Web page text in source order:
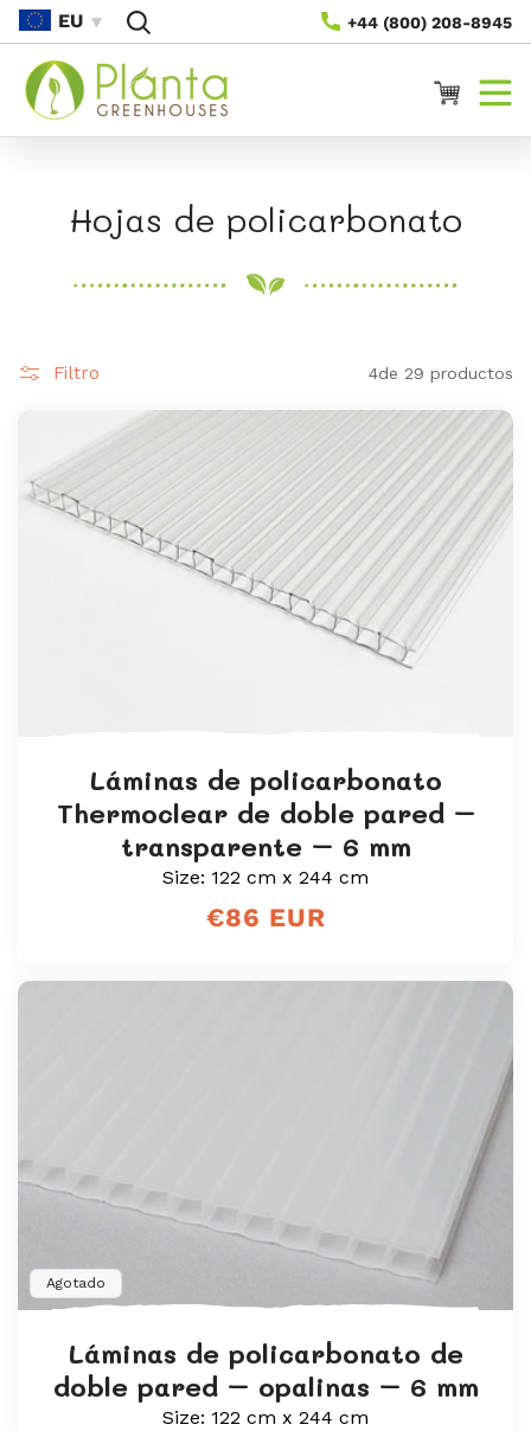
Saltar Al
Contenido
+44 (800) 208-8945
EU
Carrito
C
e
c
i
ó
Hojas de policarbonato
Filtro 4de 29 productos
Láminas de policarbonato
Thermoclear de doble pared –
transparente – 6 mm
Size: 122 cm x 244 cm
Precio
€86 EUR
Agotado
Láminas de policarbonato de
doble pared – opalinas – 6 mm
Size: 122 cm x 244 cm